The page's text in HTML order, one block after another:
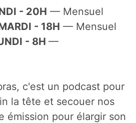
- 20H — Mensuel
- 18H — Mensuel
- 8H—
c'est un podcast pour
la tête et secouer nos
émission pour élargir son